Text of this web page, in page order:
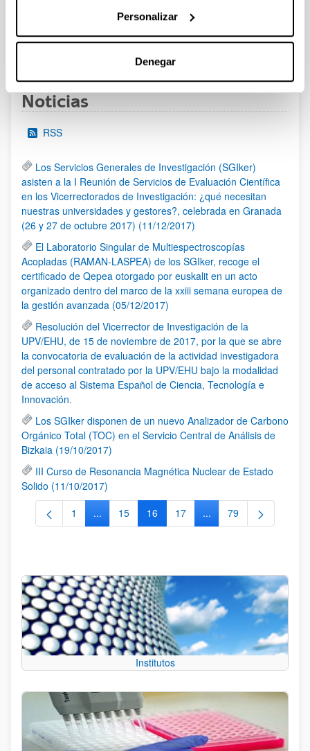
Personalizar
Denegar
PáginaPágina
Noticias
RSS
Los Servicios Generales de Investigación (SGIker)
asisten a la I Reunión de Servicios de Evaluación Científica
en los Vicerrectorados de Investigación: ¿qué necesitan
nuestras universidades y gestores?, celebrada en Granada
(26 y 27 de octubre 2017) (11/12/2017)
El Laboratorio Singular de Multiespectroscopías
Acopladas (RAMAN-LASPEA) de los SGIker, recoge el
certificado de Qepea otorgado por euskalit en un acto
organizado dentro del marco de la xxiii semana europea de
la gestión avanzada (05/12/2017)
Resolución del Vicerrector de Investigación de la
UPV/EHU, de 15 de noviembre de 2017, por la que se abre
la convocatoria de evaluación de la actividad investigadora
del personal contratado por la UPV/EHU bajo la modalidad
de acceso al Sistema Español de Ciencia, Tecnología e
Innovación.
Los SGIker disponen de un nuevo Analizador de Carbono
Orgánico Total (TOC) en el Servicio Central de Análisis de
Bizkaia (19/10/2017)
III Curso de Resonancia Magnética Nuclear de Estado
Solido (11/10/2017)
Página
1 ...Páginas intermedias Use TAB para desplazarse.
Página
15 Página
16 Página
17 ...Páginas intermedias
Página
79
Institutos